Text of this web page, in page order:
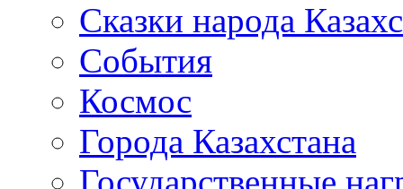
Сказки народа
События
Космос
Города Казахстана